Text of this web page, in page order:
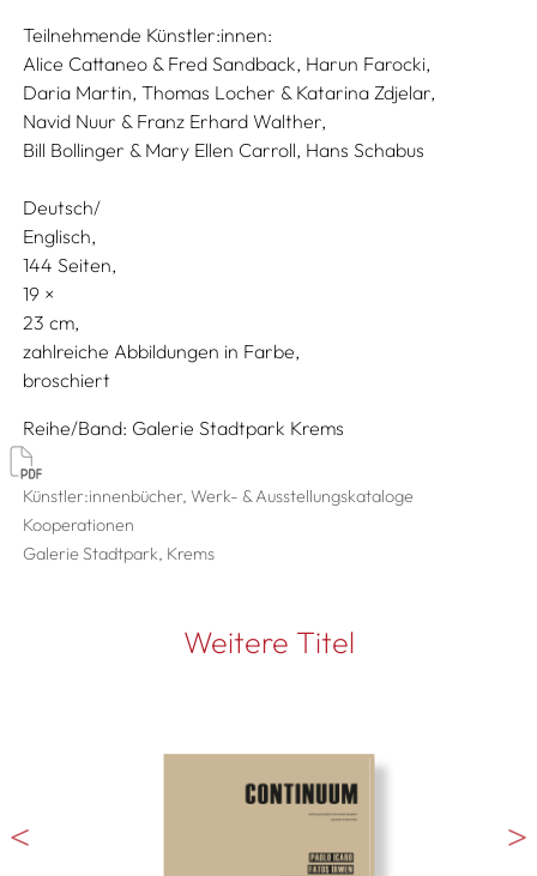
Teilnehmende Künstler:innen:
Alice Cattaneo & Fred Sandback, Harun Farocki,
Daria Martin, Thomas Locher & Katarina Zdjelar,
Navid Nuur & Franz Erhard Walther,
Bill Bollinger & Mary Ellen Carroll, Hans Schabus
Deutsch/
Englisch
144 Seiten,
19
23
zahlreiche Abbildungen in Farbe
broschiert
Reihe/Band Galerie Stadtpark Krems
Künstler:innenbücher, Werk- & Ausstellungskataloge
Kooperationen
Galerie Stadtpark, Krems
Weitere Titel